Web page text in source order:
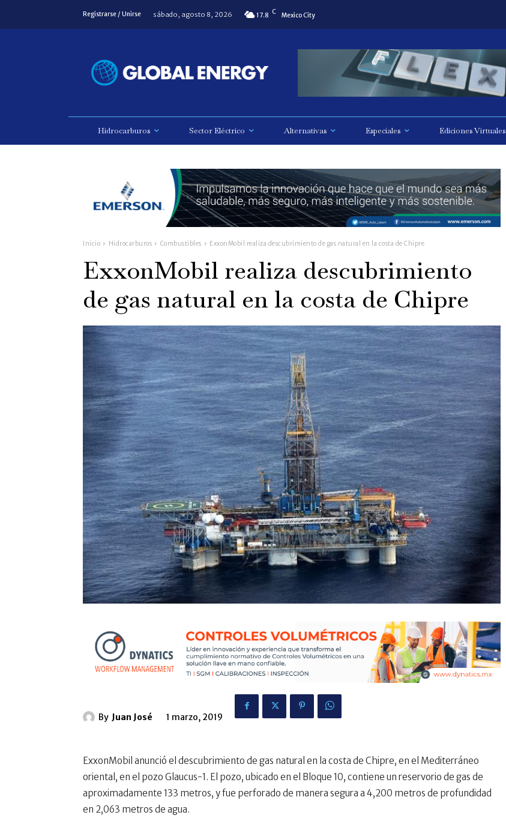
Registrarse / Unirse sábado, agosto 8, 2026 17.8 C Mexico City
Hidrocarburos Sector Eléctrico Alternativas Especiales Ediciones Virtuales
Inicio Hidrocarburos Combustibles ExxonMobil realiza descubrimiento de gas natural en la costa de Chipre
ExxonMobil realiza descubrimiento
de gas natural en la costa de Chipre
By Juan José 1 marzo, 2019
ExxonMobil anunció el descubrimiento de gas natural en la costa de Chipre, en el Mediterráneo
oriental, en el pozo Glaucus-1. El pozo, ubicado en el Bloque 10, contiene un reservorio de gas de
aproximadamente 133 metros, y fue perforado de manera segura a 4,200 metros de profundidad
en 2,063 metros de agua.